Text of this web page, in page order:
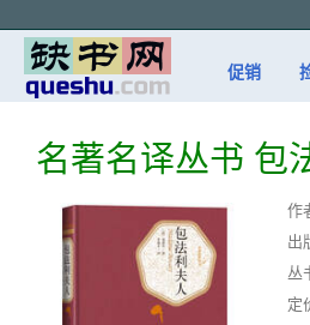
促销
名著名译丛书 包
作
出
丛
定